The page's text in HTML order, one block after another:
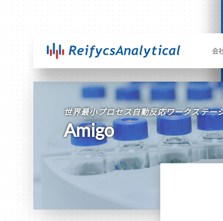
会
世界最小プロセス自動反応ワークステー
Amigo